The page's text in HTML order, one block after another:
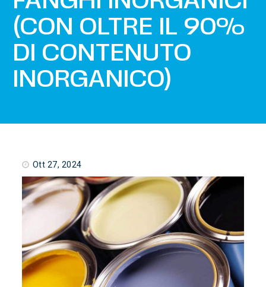
(CON OLTRE IL 90%
DI CONTENUTO
INORGANICO)
Ott 27, 2024